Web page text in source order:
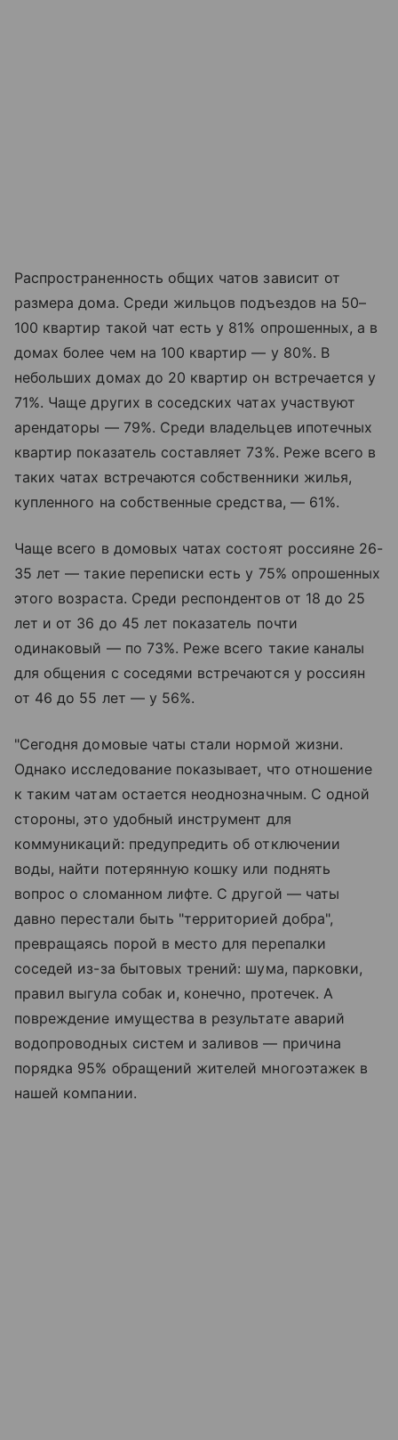
Распространенность общих чатов зависит от
размера дома. Среди жильцов подъездов на 50–
100 квартир такой чат есть у 81% опрошенных, а в
домах более чем на 100 квартир — у 80%. В
небольших домах до 20 квартир он встречается у
71%. Чаще других в соседских чатах участвуют
арендаторы — 79%. Среди владельцев ипотечных
квартир показатель составляет 73%. Реже всего в
таких чатах встречаются собственники жилья,
купленного на собственные средства, — 61%.
Чаще всего в домовых чатах состоят россияне 26-
35 лет — такие переписки есть у 75% опрошенных
этого возраста. Среди респондентов от 18 до 25
лет и от 36 до 45 лет показатель почти
одинаковый — по 73%. Реже всего такие каналы
для общения с соседями встречаются у россиян
от 46 до 55 лет — у 56%.
"Сегодня домовые чаты стали нормой жизни.
Однако исследование показывает, что отношение
к таким чатам остается неоднозначным. С одной
стороны, это удобный инструмент для
коммуникаций: предупредить об отключении
воды, найти потерянную кошку или поднять
вопрос о сломанном лифте. С другой — чаты
давно перестали быть "территорией добра",
превращаясь порой в место для перепалки
соседей из-за бытовых трений: шума, парковки,
правил выгула собак и, конечно, протечек. А
повреждение имущества в результате аварий
водопроводных систем и заливов — причина
порядка 95% обращений жителей многоэтажек в
нашей компании.